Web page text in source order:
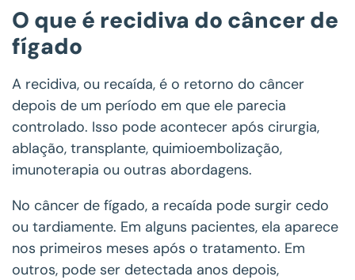
O que é recidiva do câncer de
fígado
A recidiva, ou recaída, é o retorno do câncer
depois de um período em que ele parecia
controlado. Isso pode acontecer após cirurgia,
ablação, transplante, quimioembolização,
imunoterapia ou outras abordagens.
No câncer de fígado, a recaída pode surgir cedo
ou tardiamente. Em alguns pacientes, ela aparece
nos primeiros meses após o tratamento. Em
outros, pode ser detectada anos depois,